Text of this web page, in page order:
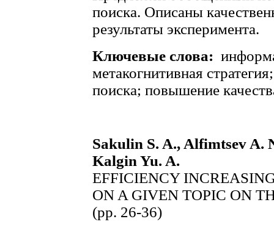
поиска. Описаны
результаты эксперимента.
Ключевые слова:
метакогнитивная
поиска; повышение
Sakulin S. A., Alfimtsev A.
Kalgin Yu. A.
EFFICIENCY
ON A GIVEN TOPIC ON
(pp. 26-36)